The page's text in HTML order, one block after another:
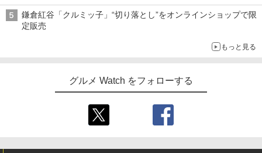
鎌倉紅谷「クルミッ子」“切り落とし”をオンラインショップで限
定販売
もっと見る
グルメ Watch をフォローする